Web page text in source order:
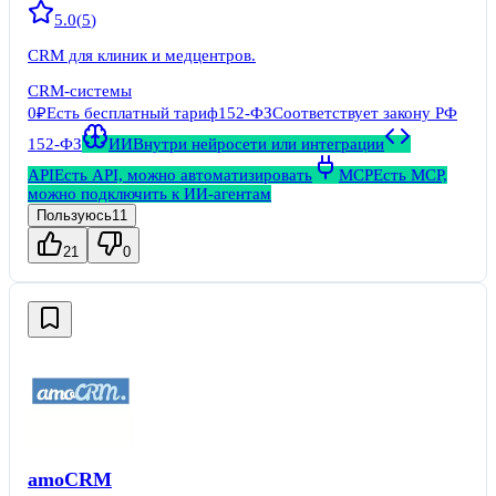
5.0(5)
CRM для клиник и медцентров.
CRM-системы
0₽Есть бесплатный тариф152-ФЗСоответствует закону РФ
152-ФЗ
ИИВнутри нейросети или интеграции
APIЕсть API, можно автоматизировать MCPЕсть MCP,
можно подключить к ИИ-агентам
Пользуюсь11
21 0
amoCRM